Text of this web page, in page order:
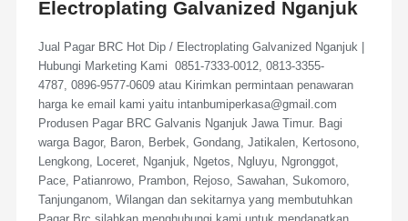
Electroplating Galvanized Nganjuk
Jual Pagar BRC Hot Dip / Electroplating Galvanized Nganjuk |
Hubungi Marketing Kami 0851-7333-0012, 0813-3355-
4787, 0896-9577-0609 atau Kirimkan permintaan penawaran
harga ke email kami yaitu intanbumiperkasa@gmail.com
Produsen Pagar BRC Galvanis Nganjuk Jawa Timur. Bagi
warga Bagor, Baron, Berbek, Gondang, Jatikalen, Kertosono,
Lengkong, Loceret, Nganjuk, Ngetos, Ngluyu, Ngronggot,
Pace, Patianrowo, Prambon, Rejoso, Sawahan, Sukomoro,
Tanjunganom, Wilangan dan sekitarnya yang membutuhkan